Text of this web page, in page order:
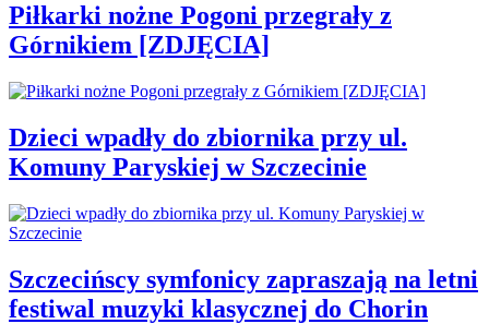
Piłkarki nożne Pogoni przegrały z
Górnikiem [ZDJĘCIA]
Dzieci wpadły do zbiornika przy ul.
Komuny Paryskiej w Szczecinie
Szczecińscy symfonicy zapraszają na letni
festiwal muzyki klasycznej do Chorin